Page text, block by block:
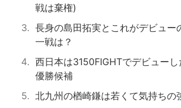
戦は棄権)
長身の島田拓実とこれがデビュー
一戦は？
西日本は3150FIGHTでデビュー
優勝候補
北九州の楢崎鎌は若くて気持ちの